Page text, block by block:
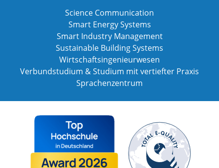
Science Communication
Smart Energy Systems
Smart Industry Management
Sustainable Building Systems
Wirtschaftsingenieurwesen
Verbundstudium & Studium mit vertiefter Praxis
Sprachenzentrum